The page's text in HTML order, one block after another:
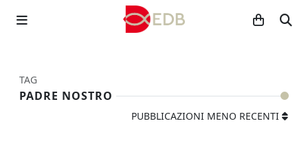
TAG
PADRE NOSTRO
PUBBLICAZIONI MENO RECENTI